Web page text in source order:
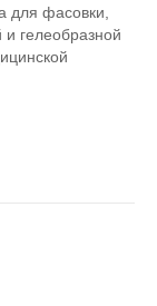
для фасовки,
гелеобразной